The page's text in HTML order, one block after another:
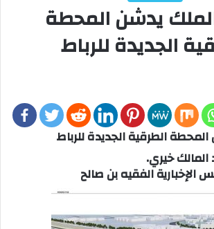
يدشن المحطة
الجديدة للرباط
الطرقية الجديدة للرباط
خيري.
الفقيه بن صالح